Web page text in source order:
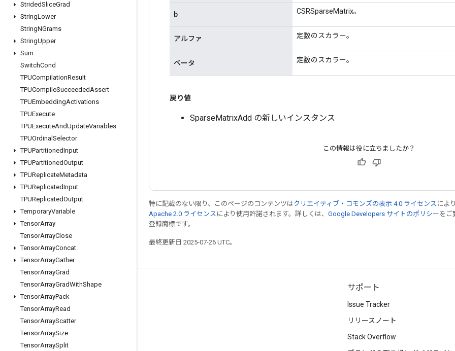
StridedSliceGrad
StringLower
StringNGrams
StringUpper
Sum
SwitchCond
TPUCompilationResult
TPUCompileSucceededAssert
TPUEmbeddingActivations
TPUExecute
TPUExecuteAndUpdateVariables
TPUOrdinal Selector
TPUPartitionedInput
TPUPartitionedOutput
TPUReplicateMetadata
TPUReplicatedInput
TPUReplicatedOutput
TemporaryVariable
TensorArray
TensorArrayClose
TensorArrayConcat
TensorArrayGather
TensorArrayGrad
TensorArrayGradWithShape
TensorArrayPack
TensorArrayRead
TensorArrayScatter
TensorArraySize
TensorArraySplit
b CSRSparseMatrix。
アルファ 定数のスカラー。
ベータ 定数のスカラー。
戻り値
SparseMatrixAdd の新しいインスタンス
この情報は役に立ちましたか？
特に記載のない限り、このページのコンテンツはクリエイティブ・コモンズの表示 4.0 ライセンス によ
Apache 2.0 ライセンス により使用許諾されます。詳しくは、 Google Developers サイトのポリシー をご
登録商標です。
最終更新日 2025-07-26 UTC。
つながる
フォーラム
GitHub
サポート
Issue Tracker
リリースノート
Stack Overflow